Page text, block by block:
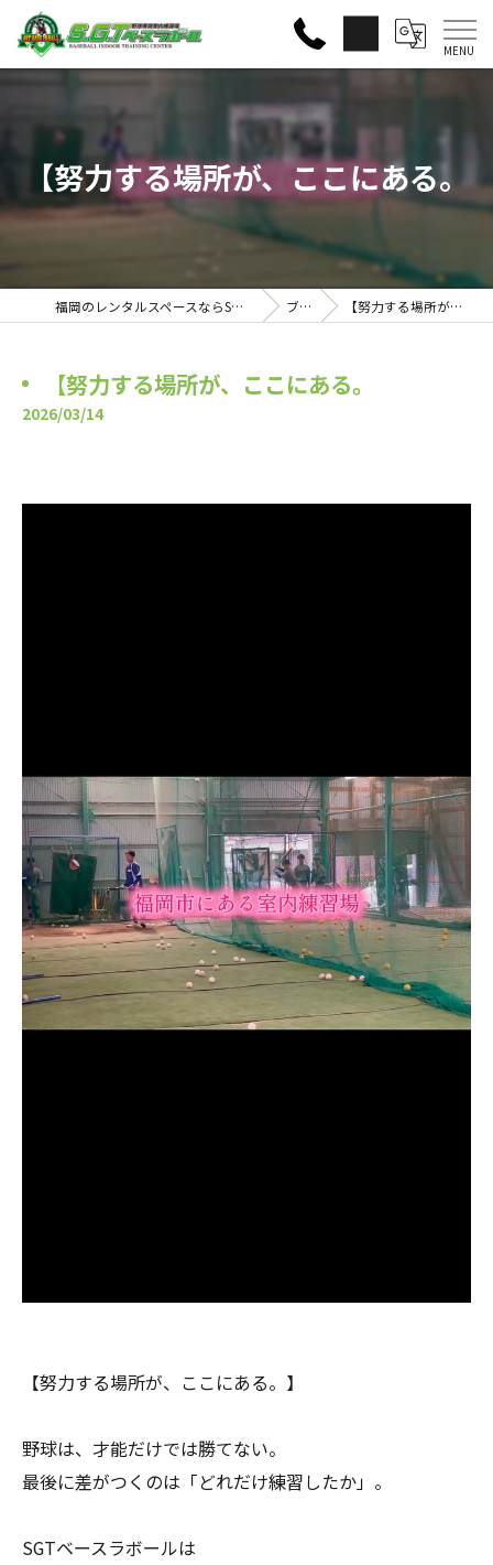
【努力する場所が、ここにある。
福岡のレンタルスペースならS・G・Tベースラボール ブログ 【努力する場所が、ここにある。
【努力する場所が、ここにある。
2026/03/14
【努力する場所が、ここにある。】
野球は、才能だけでは勝てない。
最後に差がつくのは「どれだけ練習したか」。
SGTベースラボールは